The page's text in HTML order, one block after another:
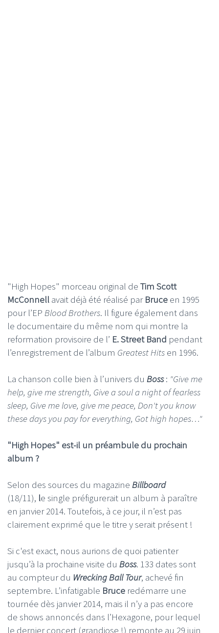
"High Hopes" morceau original de Tim Scott
McConnell avait déjà été réalisé par Bruce en 1995
pour l’EP Blood Brothers. Il figure également dans
le documentaire du même nom qui montre la
reformation provisoire de l’ E. Street Band pendant
l’enregistrement de l’album Greatest Hits en 1996.
La chanson colle bien à l’univers du Boss: "Give me
help, give me strength, Give a soul a night of fearless
sleep, Give me love, give me peace, Don't you know
these days you pay for everything, Got high hopes…"
"High Hopes" est-il un préambule du prochain
album ?
Selon des sources du magazine Billboard
(18/11), le single préfigurerait un album à paraître
en janvier 2014. Toutefois, à ce jour, il n’est pas
clairement exprimé que le titre y serait présent !
Si c'est exact, nous aurions de quoi patienter
jusqu’à la prochaine visite du Boss. 133 dates sont
au compteur du Wrecking Ball Tour, achevé fin
septembre. L’infatigable Bruce redémarre une
tournée dès janvier 2014, mais il n’y a pas encore
de shows annoncés dans l’Hexagone, pour lequel
le dernier concert (grandiose !) remonte au 29 juin